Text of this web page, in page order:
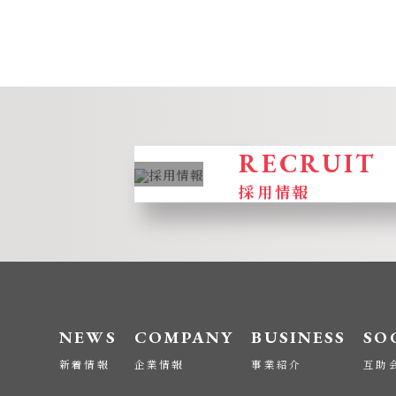
RECRUIT
採用情報
NEWS
新着情報
COMPANY
企業情報
BUSINESS
事業紹介 互助